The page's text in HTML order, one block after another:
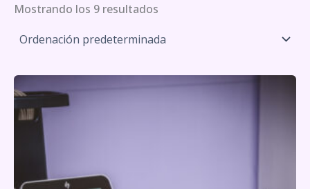
Mostrando los 9 resultados